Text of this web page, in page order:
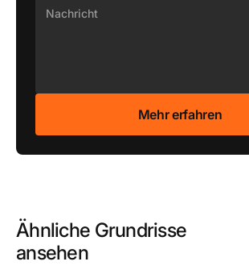
Ähnliche Grundrisse
ansehen